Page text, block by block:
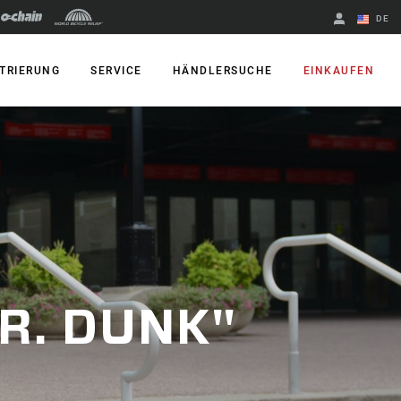
DE
SERVICE HÄNDLERSUCHE EINKAUFEN
DUNK"